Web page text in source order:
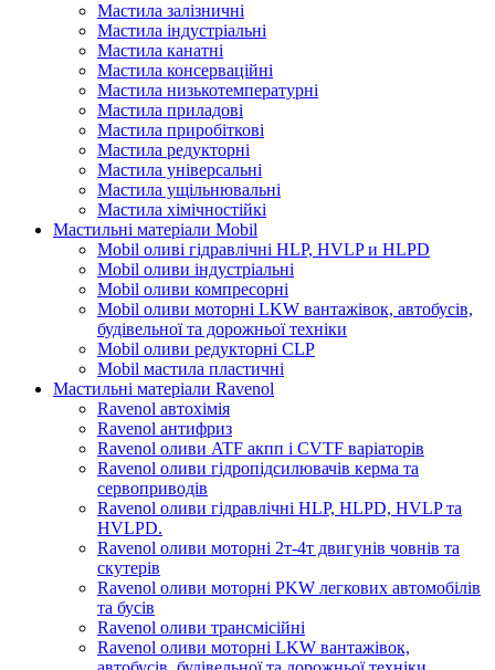
Мастила залізничні
Мастила індустріальні
Мастила канатні
Мастила консерваційні
Мастила низькотемпературні
Мастила приладові
Мастила приробіткові
Мастила редукторні
Мастила універсальні
Мастила ущільнювальні
Мастила хімічностійкі
Мастильні матеріали Mobil
Mobil оливі гідравлічні HLP, HVLP и HLPD
Mobil оливи індустріальні
Mobil оливи компресорні
Mobil оливи моторні LKW вантажівок, автобусів,
будівельної та дорожньої техніки
Mobil оливи редукторні CLP
Mobil мастила пластичні
Мастильні матеріали Ravenol
Ravenol автохімія
Ravenol антифриз
Ravenol оливи ATF акпп і CVTF варіаторів
Ravenol оливи гідропідсилювачів керма та
сервоприводів
Ravenol оливи гідравлічні HLP, HLPD, HVLP та
HVLPD.
Ravenol оливи моторні 2т-4т двигунів човнів та
скутерів
Ravenol оливи моторні PKW легкових автомобілів
та бусів
Ravenol оливи трансмісійні
Ravenol оливи моторні LKW вантажівок,